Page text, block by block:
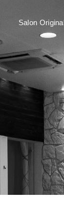
Salon Original